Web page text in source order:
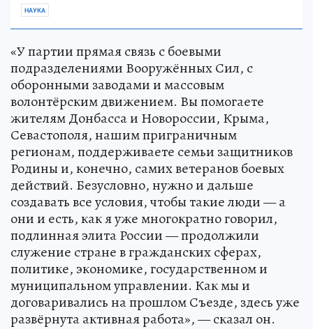
НАУКА
«У партии прямая связь с боевыми
подразделениями Вооружённых Сил, с
оборонными заводами и массовым
волонтёрским движением. Вы помогаете
жителям Донбасса и Новороссии, Крыма,
Севастополя, нашим приграничным
регионам, поддерживаете семьи защитников
Родины и, конечно, самих ветеранов боевых
действий. Безусловно, нужно и дальше
создавать все условия, чтобы такие люди — а
они и есть, как я уже многократно говорил,
подлинная элита России — продолжили
служение стране в гражданских сферах,
политике, экономике, государственном и
муниципальном управлении. Как мы и
договаривались на прошлом Съезде, здесь уже
развёрнута активная работа», — сказал он.